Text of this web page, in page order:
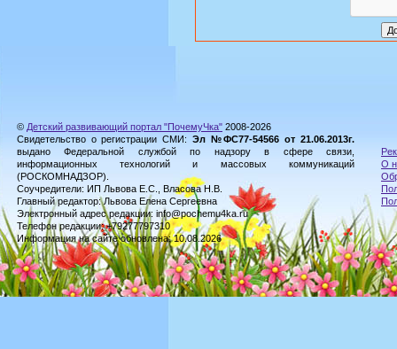
© Детский развивающий портал "ПочемуЧка" 2008-2026
Свидетельство о регистрации СМИ: Эл №ФС77-54566 от 21.06.2013г.
выдано Федеральной службой по надзору в сфере связи,
информационных технологий и массовых коммуникаций
(РОСКОМНАДЗОР).
Соучредители: ИП Львова Е.С., Власова Н.В.
Главный редактор: Львова Елена Сергеевна
Электронный адрес редакции: info@pochemu4ka.ru
Телефон редакции: +79277797310
Информация на сайте обновлена: 10.08.2026
О